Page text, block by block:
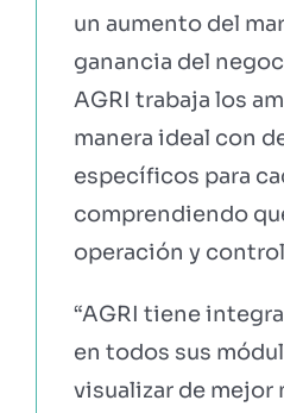
un aumento del
ganancia del
AGRI trabaja los
manera ideal con
específicos para
comprendiendo
operación y
“AGRI tiene
en todos sus
visualizar de mejor